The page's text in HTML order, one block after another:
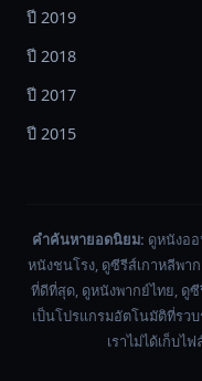
ปี 2019
ปี 2018
ปี 2017
ปี 2015
คำค้นหายอดนิยม: ดูหนังอ
หนังชนโรง, ดูซีรีส์เกาหลีพา
ที่ดีที่สุด, ดูหนังพากย์ไทย, ดู
เป็นโปรแกรมอัตโนมัติที่รว
เราไม่ได้เก็บไ